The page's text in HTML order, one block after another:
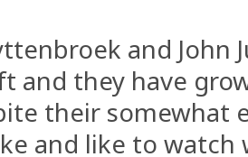
and John
and they have
their somewhat
and like to watch